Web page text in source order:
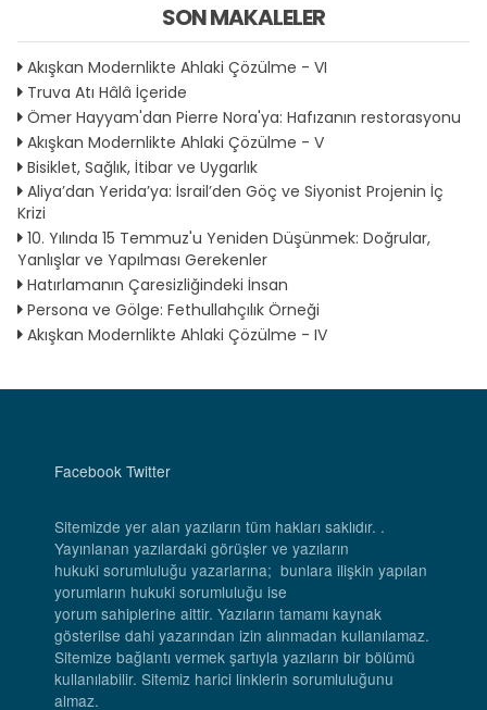
SON MAKALELER
Akışkan Modernlikte Ahlaki Çözülme - VI
Truva Atı Hâlâ İçeride
Ömer Hayyam'dan Pierre Nora'ya: Hafızanın restorasyonu
Akışkan Modernlikte Ahlaki Çözülme - V
Bisiklet, Sağlık, İtibar ve Uygarlık
Aliya’dan Yerida’ya: İsrail’den Göç ve Siyonist Projenin İç
Krizi
10. Yılında 15 Temmuz'u Yeniden Düşünmek: Doğrular,
Yanlışlar ve Yapılması Gerekenler
Hatırlamanın Çaresizliğindeki İnsan
Persona ve Gölge: Fethullahçılık Örneği
Akışkan Modernlikte Ahlaki Çözülme - IV
Facebook Twitter
Sitemizde yer alan yazıların tüm hakları saklıdır. .
Yayınlanan yazılardaki görüşler ve yazıların
hukuki sorumluluğu yazarlarına; bunlara ilişkin yapılan
yorumların hukuki sorumluluğu ise
yorum sahiplerine aittir. Yazıların tamamı kaynak
gösterilse dahi yazarından izin alınmadan kullanılamaz.
Sitemize bağlantı vermek şartıyla yazıların bir bölümü
kullanılabilir. Sitemiz harici linklerin sorumluluğunu
almaz.